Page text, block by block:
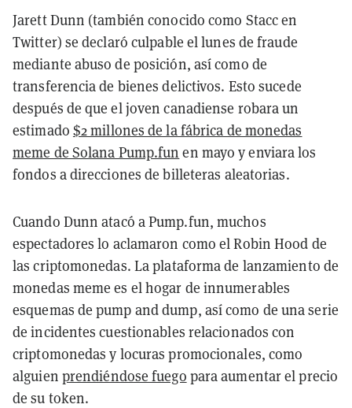
Jarett Dunn (también conocido como Stacc en
Twitter) se declaró culpable el lunes de fraude
mediante abuso de posición, así como de
transferencia de bienes delictivos. Esto sucede
después de que el joven canadiense robara un
estimado $2 millones de la fábrica de monedas
meme de Solana Pump.fun en mayo y enviara los
fondos a direcciones de billeteras aleatorias.
Cuando Dunn atacó a Pump.fun, muchos
espectadores lo aclamaron como el Robin Hood de
las criptomonedas. La plataforma de lanzamiento de
monedas meme es el hogar de innumerables
esquemas de pump and dump, así como de una serie
de incidentes cuestionables relacionados con
criptomonedas y locuras promocionales, como
alguien prendiéndose fuego para aumentar el precio
de su token.